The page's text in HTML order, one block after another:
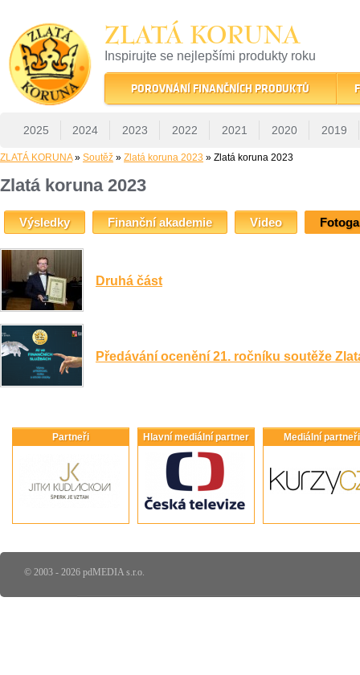
ZLATÁ KORUNA
Inspirujte se nejlepšími produkty roku
22 let tradice a kvality na finančním trhu
POROVNÁNÍ FINANČNÍCH PRODUKTŮ
2025 2024 2023 2022 2021 2020 2019
ZLATÁ KORUNA» Soutěž » Zlatá koruna 2023 » Zlatá koruna 2023
Zlatá koruna 2023
Výsledky Finanční akademie Video
Druhá část
Předávání ocenění 21. ročníku soutěže
Partneři Hlavní mediální partner Mediální partneři
© 2003 - 2026 pdMEDIA s.r.o.